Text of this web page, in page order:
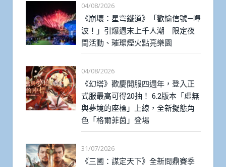
04/08/2026
《崩壞：星穹鐵道》「歡愉信號—嗶
波！」引爆週末上千人潮 限定夜
間活動、璀璨煙火點亮樂園
04/08/2026
《幻塔》歡慶開服四週年，登入正
式服最高可得20抽！ 6.2版本「虛無
與夢境的座標」上線，全新擬態角
色「格爾菲茵」登場
31/07/2026
《三國：謀定天下》全新問鼎賽季